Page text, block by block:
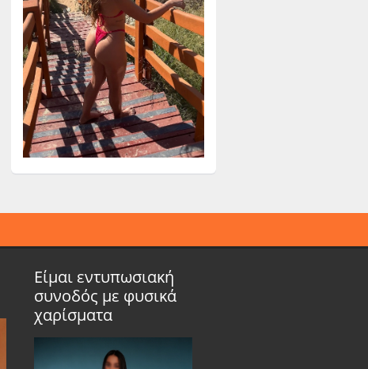
Είμαι εντυπωσιακή
συνοδός με φυσικά
χαρίσματα